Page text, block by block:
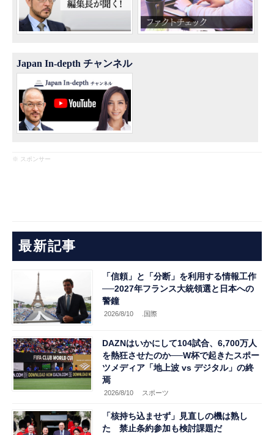
Japan In-depth チャンネル
※ スポンサー
最新記事
「信頼」と「分断」を利用する情報工作
──2027年フランス大統領選と日本への
警鐘
2026/8/10 .国際
DAZNはいかにして104試合、6,700万人
を熱狂させたのか──W杯で起きたスポー
ツメディア「地上波 vs デジタル」の終
焉
2026/8/10 スポーツ
「核持ち込ませず」見直しの機は熟し
た 禁止条約参加も検討課題だ